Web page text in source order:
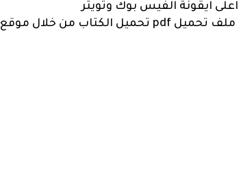
ايقونة الفيس بوك وتويتر
والجدير بالذكر أن الكتاب يتكون من 138 صفحه نوع ملف تحميل pdf تحميل الكتاب من خلال موقع